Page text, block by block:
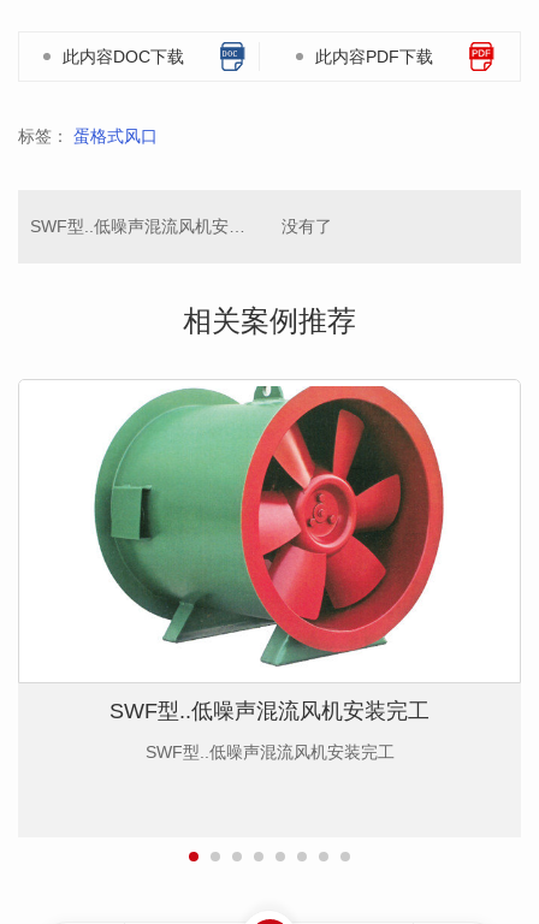
此内容DOC下载 此内容PDF下载
标签： 蛋格式风口
SWF型..低噪声混流风机安装完工 没有了
相关案例推荐
SWF型..低噪声混流风机安装完工
SWF型..低噪声混流风机安装完工